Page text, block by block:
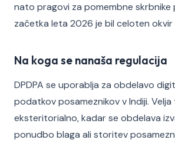
nato pragovi za pomembne skrbnike
začetka leta 2026 je bil celoten okvir
Na koga se nanaša regulacija
DPDPA se uporablja za obdelavo
podatkov posameznikov v Indiji. Velja
eksteritorialno, kadar se obdelava
ponudbo blaga ali storitev